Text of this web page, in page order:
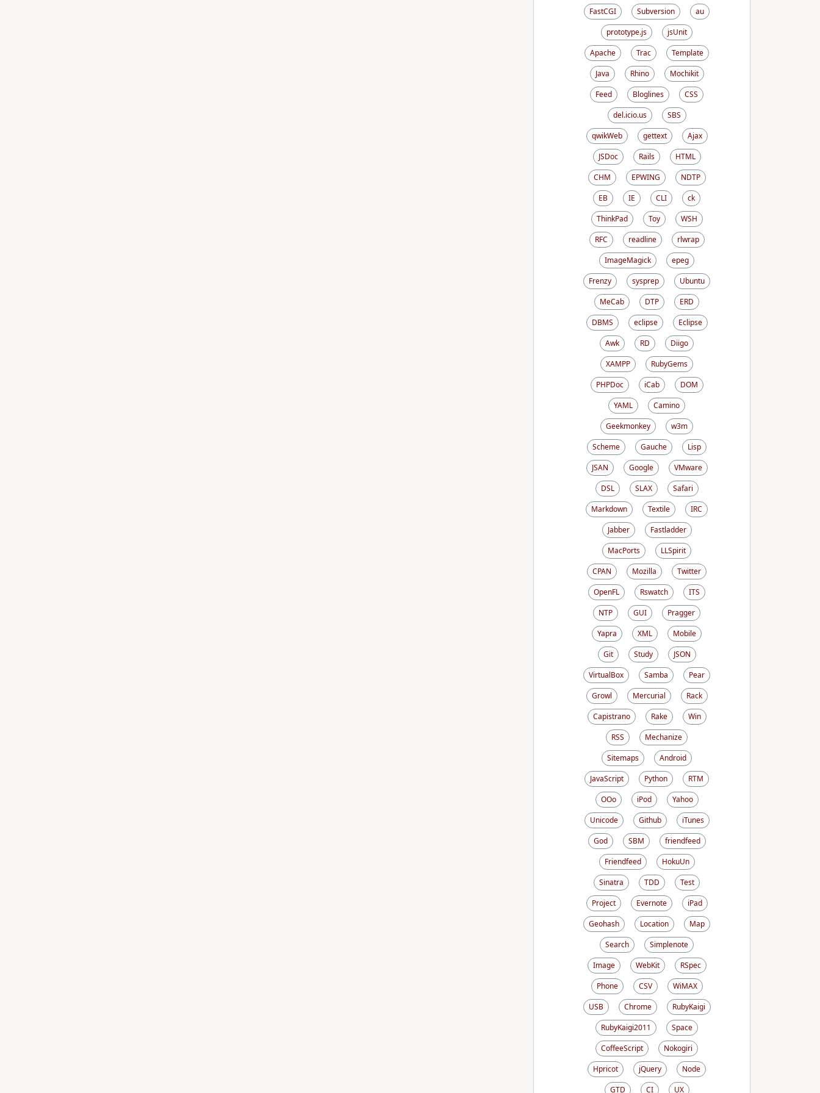
FastCGI
Subversion
au
prototype.js
jsUnit
Apache
Trac
Template
Java
Rhino
Mochikit
Feed
Bloglines
CSS
del.icio.us
SBS
qwikWeb
gettext
Ajax
JSDoc
Rails
HTML
CHM
EPWING
NDTP
EB
IE CLI
ck
ThinkPad
Toy
WSH
RFC
readline
rlwrap
ImageMagick
epeg
Frenzy
sysprep
Ubuntu
MeCab
DTP
ERD
DBMS
eclipse
Eclipse
Awk
RD
Diigo
XAMPP
RubyGems
PHPDoc
iCab
DOM
YAML
Camino
Geekmonkey
w3m
Scheme
Gauche
Lisp
JSAN
Google
VMware
DSL
SLAX
Safari
Markdown
Textile
IRC
Jabber
Fastladder
MacPorts
LLSpirit
CPAN
Mozilla
Twitter
OpenFL
Rswatch
ITS
NTP
GUI
Pragger
Yapra
XML
Mobile
Git
Study
JSON
VirtualBox
Samba
Pear
Growl
Mercurial
Rack
Capistrano
Rake
Win
RSS
Mechanize
Sitemaps
Android
JavaScript
Python
RTM
OOo
iPod
Yahoo
Unicode
Github
iTunes
God
SBM
friendfeed
Friendfeed
HokuUn
Sinatra
TDD
Test
Project
Evernote
iPad
Geohash
Location
Map
Search
Simplenote
Image
WebKit
RSpec
Phone
CSV
WiMAX
USB
Chrome
RubyKaigi
RubyKaigi2011
Space
CoffeeScript
Nokogiri
Hpricot
jQuery
Node
GTD
CI UX